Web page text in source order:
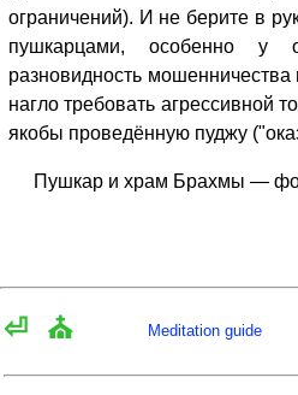
ограничений). И не берите в
пушкарцами, особенно
разновидность мошенничества
нагло требовать агрессивной
якобы проведённую пуджу
Пушкар и храм Брахмы —
⏎ ⛪ Meditation guide